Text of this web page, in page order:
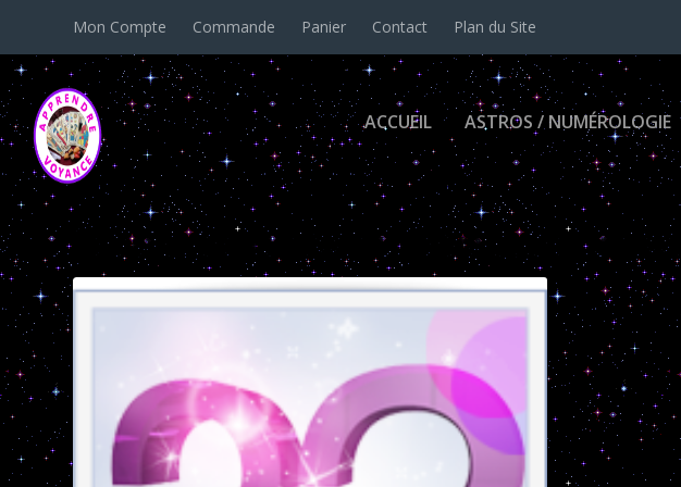
Mon Compte Commande Panier Contact Plan du Site
ACCUEIL ASTROS / NUMÉROLOGIE
Étiquette :signification du nombre 22 et le verseau